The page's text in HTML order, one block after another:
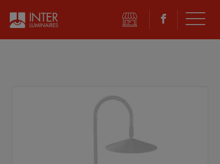
©2026 Inter Luminaires. Tous droits réservés. Conception Web :: Oktane